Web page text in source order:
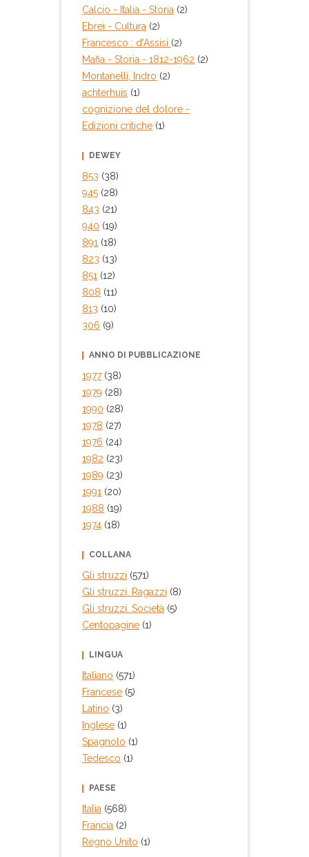
Calcio - Italia - Storia (2)
Ebrei - Cultura (2)
Francesco : d'Assisi (2)
Mafia - Storia - 1812-1962 (2)
Montanelli, Indro (2)
achterhuis (1)
cognizione del dolore -
Edizioni critiche (1)
DEWEY
853 (38)
945 (28)
843 (21)
940 (19)
891 (18)
823 (13)
851 (12)
808 (11)
813 (10)
306 (9)
ANNO DI PUBBLICAZIONE
1977(38)
1979 (28)
1990 (28)
1978 (27)
1976 (24)
1982 (23)
1989 (23)
1991 (20)
1988 (19)
1974 (18)
COLLANA
Gli struzzi (571)
Gli struzzi. Ragazzi (8)
Gli struzzi. Società (5)
Centopagine (1)
LINGUA
Italiano (571)
Francese (5)
Latino (3)
Inglese (1)
Spagnolo (1)
Tedesco (1)
PAESE
Italia (568)
Francia (2)
Regno Unito (1)